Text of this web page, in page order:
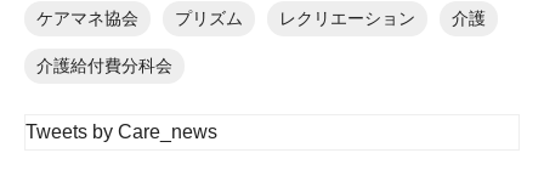
ケアマネ協会 プリズム レクリエーション 介護
介護給付費分科会
Tweets by Care_news